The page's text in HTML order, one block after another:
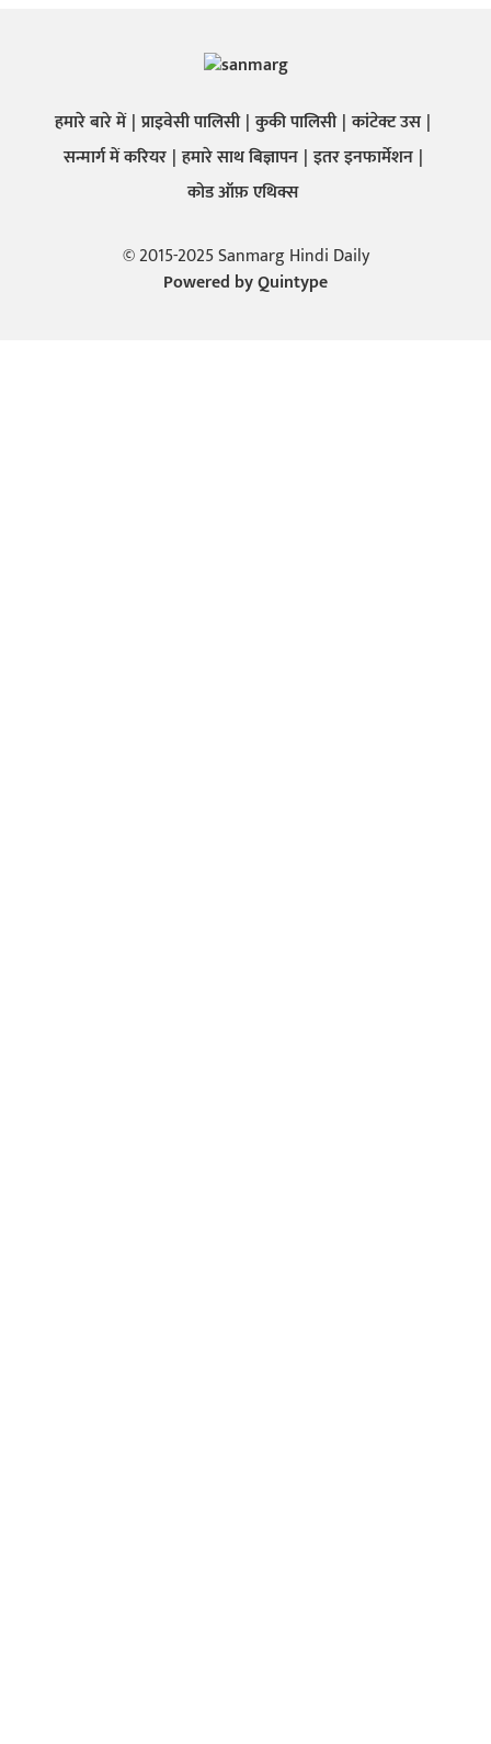
हमारे बारे में प्राइवेसी पालिसी कुकी पालिसी कांटेक्ट उस
सन्मार्ग में करियर हमारे साथ बिज्ञापन इतर इनफार्मेशन
कोड ऑफ़ एथिक्स
© 2015-2025 Sanmarg Hindi Daily
Powered byQuintype